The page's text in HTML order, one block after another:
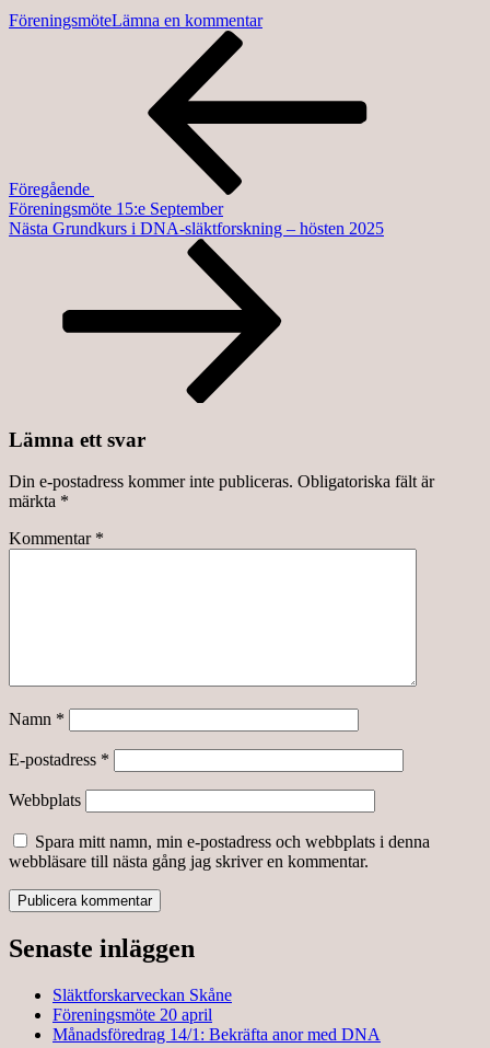
FöreningsmöteLämna en kommentarpå
Inläggsnavigering
Föregående
Föreningsmöte 15:e September
Nästa
Nästa Grundkurs i DNA-släktforskning – hösten 2025
Lämna ett svar
Din e-postadress kommer inte publiceras. Obligatoriska fält är
märkta *
Kommentar *
Namn *
E-postadress *
Webbplats
Spara mitt namn, min e-postadress och webbplats i denna
webbläsare till nästa gång jag skriver en kommentar.
Senaste inläggen
Släktforskarveckan Skåne
Föreningsmöte 20 april
Månadsföredrag 14/1: Bekräfta anor med DNA